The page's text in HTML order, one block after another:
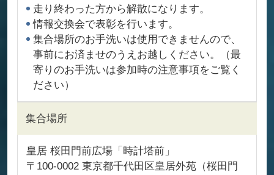
走り終わった方から解散になります。
情報交換会で表彰を行います。
集合場所のお手洗いは使用できませんので、
事前にお済ませのうえお越しください。（最
寄りのお手洗いは参加時の注意事項をご覧く
ださい）
集合場所
皇居 桜田門前広場「時計塔前」
〒100-0002 東京都千代田区皇居外苑（桜田門